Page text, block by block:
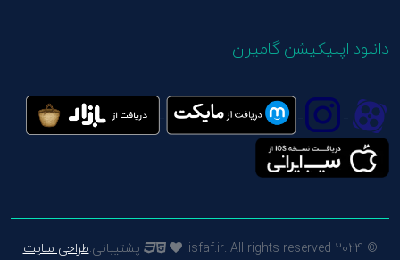
دانلود اپلیکیشن گامیران
© 2024 isfaf.ir. All rights reserved. پشتیبانی:طراحی سایت